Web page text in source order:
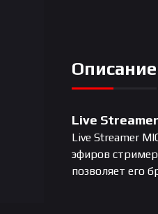
Описание
Live
Live Streamer
эфиров
позволяет его